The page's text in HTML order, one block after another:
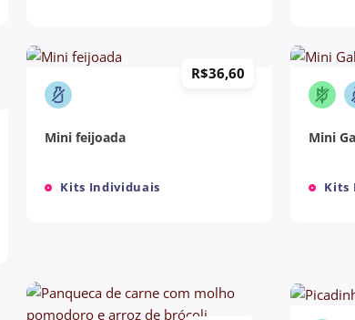
+
Kits Individuais
Mini feijoada
R$36,60
+
Kits
Mini
+